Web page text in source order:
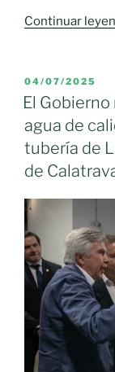
Continuar
PUBLICADO
EL
04/07/2025
El
agua de
tubería de
de